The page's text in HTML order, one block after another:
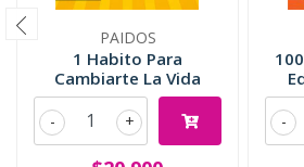
PAIDOS
1 Habito Para
Cambiarte La Vida
+
- -